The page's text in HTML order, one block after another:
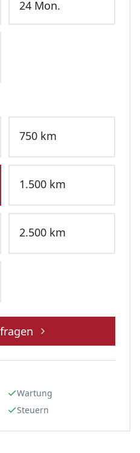
24 Mon.
750 km
1.500 km
2.500 km
Wartung
Steuern